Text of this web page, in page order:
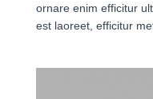
ornare enim efficitur
est laoreet, efficitur